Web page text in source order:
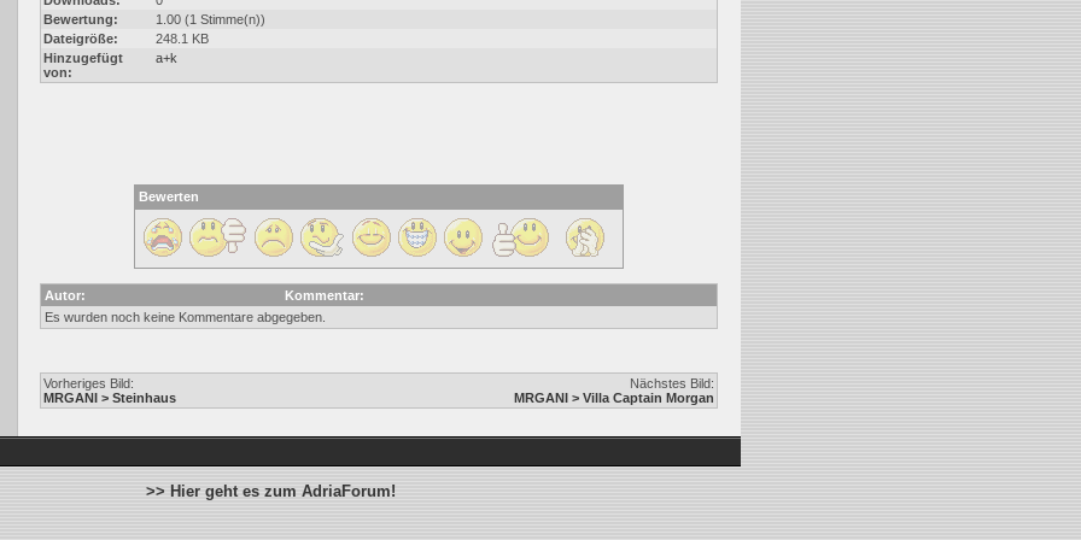
Bewertung:
1.00 (1 Stimme(n))
Dateigröße:
248.1 KB
Hinzugefügt
von:
a+k
Bewerten
Autor:
Kommentar:
Es wurden noch keine Kommentare abgegeben.
Vorheriges Bild:
MRGANI > Steinhaus
Nächstes Bild:
MRGANI > Villa Captain Morgan
>> Hier geht es zum AdriaForum!